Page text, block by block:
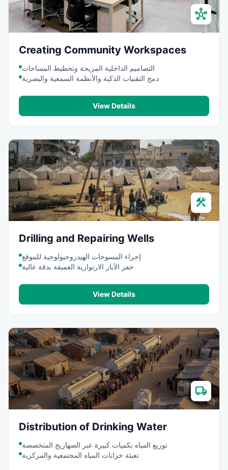
hub
Creating Community Workspaces
التصاميم الداخلية المريحة وتخطيط المساحات
دمج التقنيات الذكية والأنظمة السمعية والبصرية
View Details
construction
Drilling and Repairing Wells
إجراء المسوحات الهيدروجيولوجية للموقع
حفر الآبار الارتوازية العميقة بدقة عالية
View Details
local_shipping
Distribution of Drinking Water
توزيع المياه بكميات كبيرة عبر الصهاريج المتخصصة
تعبئة خزانات المياه المجتمعية والمركزية